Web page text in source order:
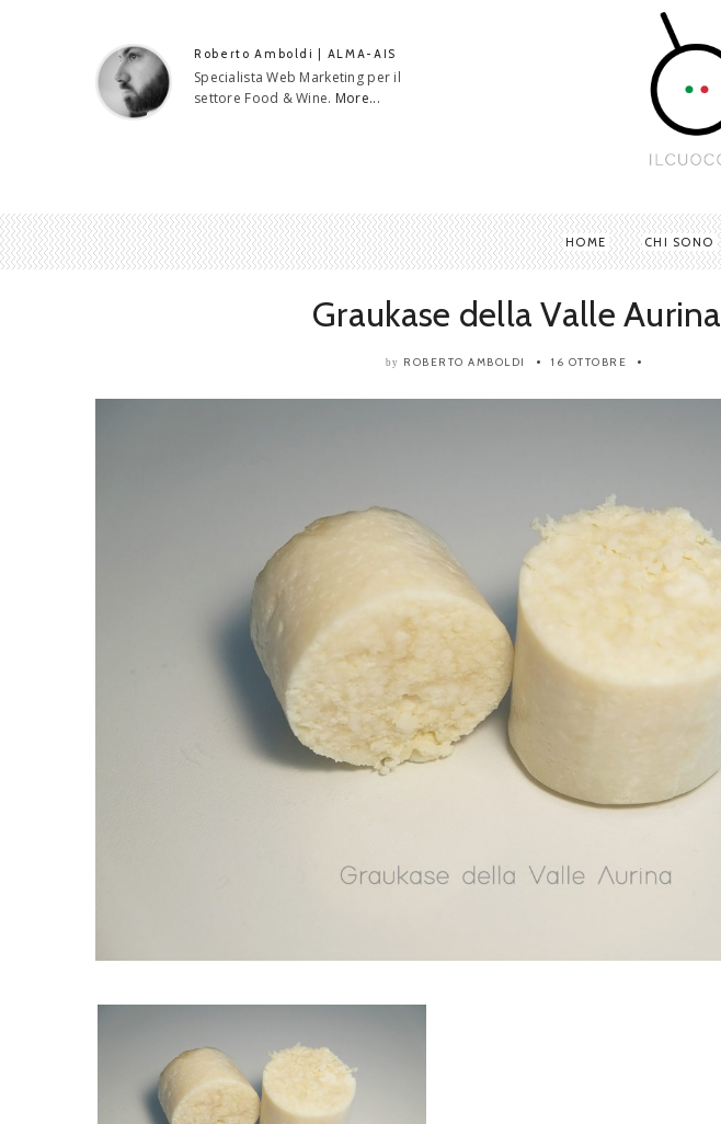
Roberto Amboldi | ALMA-AIS
Specialista Web Marketing per il
settore Food & Wine. More...
HOME CHI SONO
Graukase della Valle Aurina
by ROBERTO AMBOLDI 16 OTTOBRE